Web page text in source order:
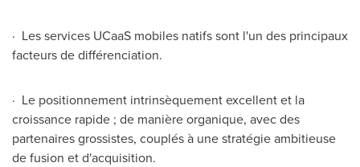
· Les services UCaaS mobiles natifs sont l'un des principaux
facteurs de différenciation.
· Le positionnement intrinsèquement excellent et la
croissance rapide ; de manière organique, avec des
partenaires grossistes, couplés à une stratégie ambitieuse
de fusion et d'acquisition.